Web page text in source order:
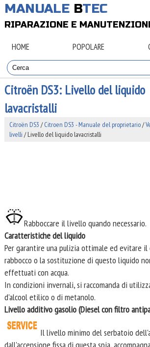
MANUALE BTEC
RIPARAZIONE E
HOME POPOLARE
Citroën DS3: Livello del liquido
lavacristalli
Citroën DS3 /Citroen DS3 - Manuale del proprietario/
livelli / Livello del liquido lavacristalli
Rabboccare il livello quando necessario.
Caratteristiche del liquido
Per garantire una pulizia ottimale ed evitare
rabbocco o la sostituzione di questo liquido
effettuati con acqua.
In condizioni invernali, si raccomanda di
d'alcool etilico o di metanolo.
Livello additivo gasolio (Diesel con filtro
Il livello minimo del serbatoio